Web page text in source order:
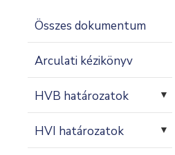
Összes dokumentum
Arculati kézikönyv
HVB határozatok ▼
HVI határozatok ▼